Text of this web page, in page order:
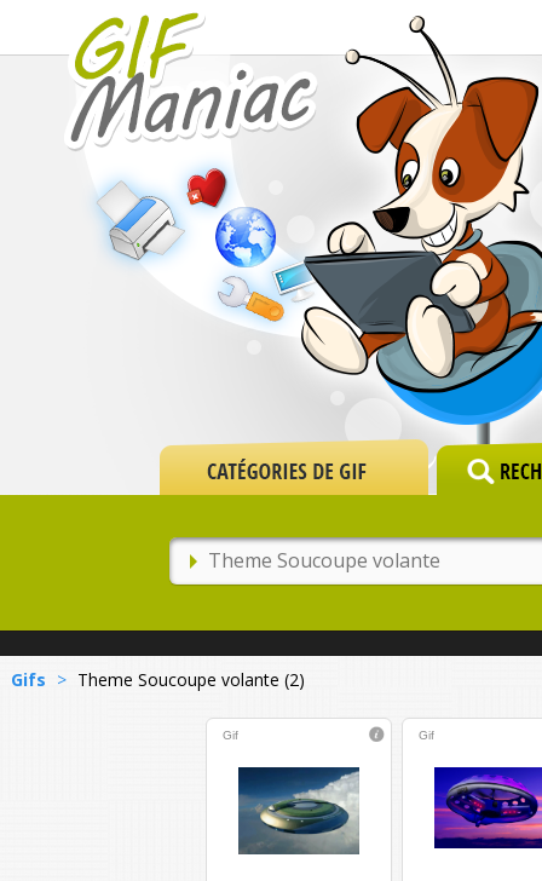
Gifs > Theme Soucoupe volante (2)
Gif Gif